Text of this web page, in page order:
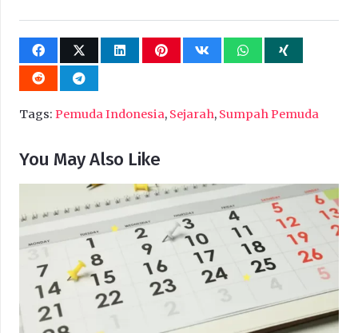
Tags: Pemuda Indonesia, Sejarah, Sumpah Pemuda
You May Also Like